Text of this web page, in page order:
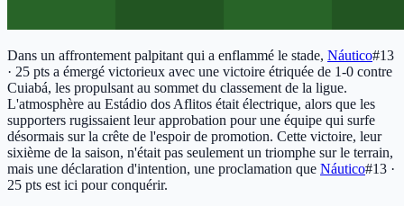
Dans un affrontement palpitant qui a enflammé le stade, Náutico#13
· 25 pts a émergé victorieux avec une victoire étriquée de 1-0 contre
Cuiabá, les propulsant au sommet du classement de la ligue.
L'atmosphère au Estádio dos Aflitos était électrique, alors que les
supporters rugissaient leur approbation pour une équipe qui surfe
désormais sur la crête de l'espoir de promotion. Cette victoire, leur
sixième de la saison, n'était pas seulement un triomphe sur le terrain,
mais une déclaration d'intention, une proclamation que Náutico#13 ·
25 pts est ici pour conquérir.